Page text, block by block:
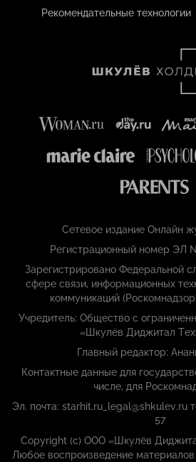
Рекомендательные технологии
Сетевое издание Онлайн
Регистрационный номер ЭЛ
Зарегистрировано Федеральной
сфере связи, информационных
коммуникаций
Учредитель: Общество с
«Шкулёв Диджитал
Главный редактор:
Контактные данные для
числе, для
Эл. почта: starhit.ru_legal@shkulev.ru
57
Copyright (с) ООО «Шкулёв
Любое воспроизведение